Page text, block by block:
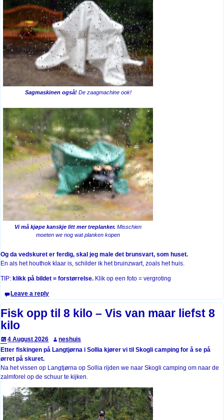
Sagmaskinen også!De zaagmachine ook!
Vi må kjøpe kanskje litt mer treplanker. Misschien
moeten we nog wat planken kopen
Og da vedskuret er ferdig, skal jeg male det brunsvart, som huset.
En als het houthok klaar is, schilder ik het bruinzwart, zoals het huis.
TIP: klikk på bildet = forstørrelse. Klik op een foto = vergroting
Leave a reply
Fisk opp til 8 kilo – Vis van maar liefst 8
kilo
4 August 2026
neshuis
Etter fiskingen på Langtjørna i Sollia kjører vi til Skogli camping for å se på
ørret på skuret.
Na het vissen op Langtjørna op Sollia rijden we naar Skogli camping om naar de
zalmforel op de schuur te kijken.